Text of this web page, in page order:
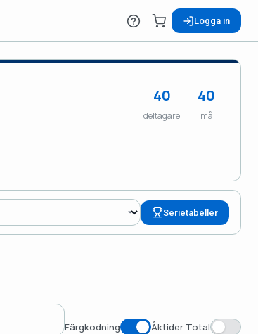
Logga in
40
deltagare
40
i mål
Serietabeller
Färgkodning
Åktider Total